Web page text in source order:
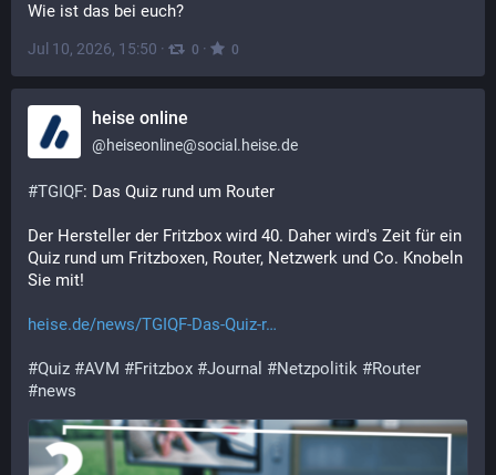
Wie ist das bei euch?
Jul 10, 2026, 15:50 · 0 · 0
heise online
@heiseonline@social.heise.de
#TGIQF: Das Quiz rund um Router
Der Hersteller der Fritzbox wird 40. Daher wird's Zeit für ein
Quiz rund um Fritzboxen, Router, Netzwerk und Co. Knobeln
Sie mit!
heise.de/news/TGIQF-Das-Quiz-r
#Quiz #AVM #Fritzbox #Journal #Netzpolitik #Router
#news